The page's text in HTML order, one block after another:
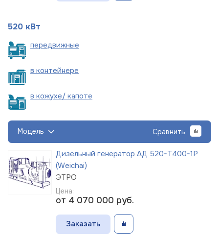
520 кВт
передвижные
в контейнере
в кожухе/ капоте
Модель Сравнить
Дизельный генератор АД 520-Т400-1Р
(Weichai)
ЭТРО
Цена:
от 4 070 000 руб.
Заказать